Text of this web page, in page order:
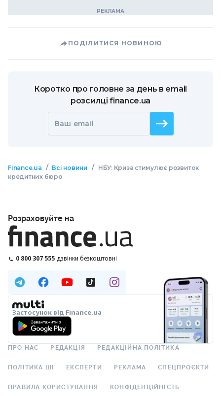
ПОДІЛИТИСЯ НОВИНОЮ
Коротко про головне за день в email
розсилці finance.ua
Ваш email
Finance.ua / Всі новини /
НБУ: Криза стимулює розвиток
кредитних бюро
Розраховуйте на
0 800 307 555 дзвінки безкоштовні
Застосунок від Finance.ua
ПРО НАС РЕДАКЦІЯ РЕДАКЦІЙНА ПОЛІТИКА
ПОЛІТИКА ШІ ЕКСПЕРТИ РЕКЛАМА СПЕЦПРОЄКТИ
ПРАВИЛА КОРИСТУВАННЯ КОНФІДЕНЦІЙНІСТЬ